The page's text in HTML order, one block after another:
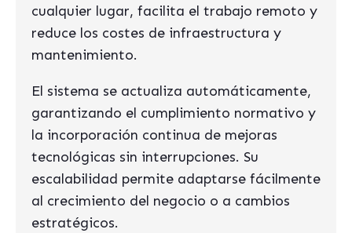
cualquier lugar, facilita el trabajo remoto y
reduce los costes de infraestructura y
mantenimiento.
El sistema se actualiza automáticamente,
garantizando el cumplimiento normativo y
la incorporación continua de mejoras
tecnológicas sin interrupciones. Su
escalabilidad permite adaptarse fácilmente
al crecimiento del negocio o a cambios
estratégicos.